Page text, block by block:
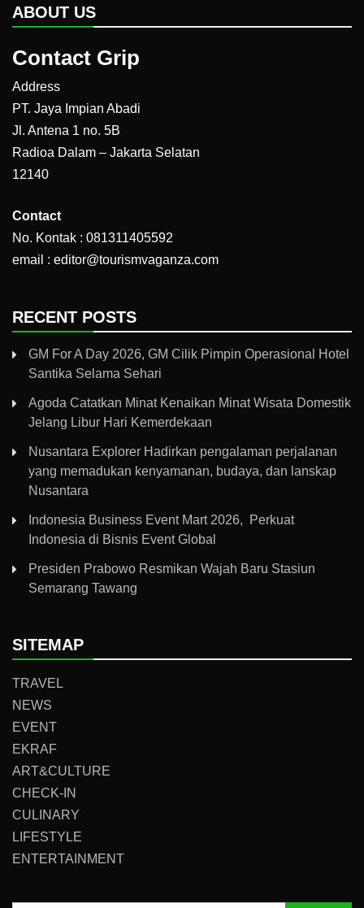
ABOUT US
Contact Grip
Address
PT. Jaya Impian Abadi
Jl. Antena 1 no. 5B
Radioa Dalam – Jakarta Selatan
12140
Contact
No. Kontak : 081311405592
email : editor@tourismvaganza.com
RECENT POSTS
GM For A Day 2026, GM Cilik Pimpin Operasional Hotel
Santika Selama Sehari
Agoda Catatkan Minat Kenaikan Minat Wisata Domestik
Jelang Libur Hari Kemerdekaan
Nusantara Explorer Hadirkan pengalaman perjalanan
yang memadukan kenyamanan, budaya, dan lanskap
Nusantara
Indonesia Business Event Mart 2026, Perkuat
Indonesia di Bisnis Event Global
Presiden Prabowo Resmikan Wajah Baru Stasiun
Semarang Tawang
SITEMAP
TRAVEL
NEWS
EVENT
EKRAF
ART&CULTURE
CHECK-IN
CULINARY
LIFESTYLE
ENTERTAINMENT